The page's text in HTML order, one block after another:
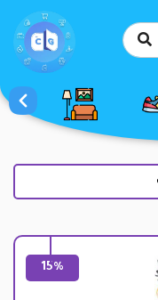
15%